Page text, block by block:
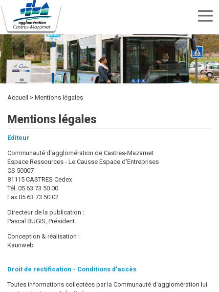
Aller
au
contenu
principal
Menu
nav
Rechercher
Rechercher
TRANSPORTS
SPORTS
ET
LOISIRS
CULTURE
ENVIRONNEMENT
ET
DÉCHETS
HABITAT
ÉTUDIER
DÉVELOPPEMENT
ECONOMIQUE
INTERCOMMUNALITÉ
MARCHÉS
PUBLICS
PUBLICITÉ
DES
ACTES
OFFRES
D'EMPLOI
KIOSQUE
Accueil Mentions légales
Mentions légales
Editeur
Communauté d'agglomération de Castres-Mazamet
Espace Ressources - Le Causse Espace d'Entreprises
CS 50007
81115 CASTRES Cedex
Tél. 05 63 73 50 00
Fax 05 63 73 50 02
Directeur de la publication :
Pascal BUGIS, Président.
Conception & réalisation :
Kauriweb
Droit de rectification - Conditions d’accès
Toutes informations collectées par la Communauté d'agglomération lui